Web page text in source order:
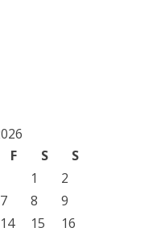
F S
S
1
2
7 8
9
14 15
16